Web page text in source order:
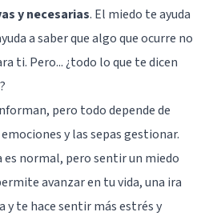
y necesarias. El miedo te ayuda
a saber que algo que ocurre no
ti. Pero... ¿todo lo que te dicen
pero todo depende de
y las sepas gestionar.
normal, pero sentir un miedo
avanzar en tu vida, una ira
y te hace sentir más estrés y